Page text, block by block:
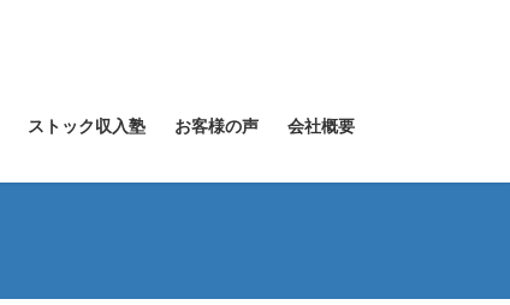
ストック収入塾 お客様の声 会社概要